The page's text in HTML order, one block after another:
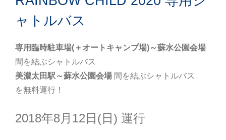
ャトルバス
専用臨時駐車場(＋オートキャンプ場)～蘇水公園会場
間を結ぶシャトルバス
美濃太田駅～蘇水公園会場 間を結ぶシャトルバス
を無料運行！
2018年8月12日(日) 運行